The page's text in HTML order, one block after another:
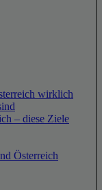
wirklich
– diese Ziele
Österreich